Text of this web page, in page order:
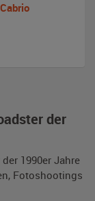
der
1990er Jahre
Fotoshootings